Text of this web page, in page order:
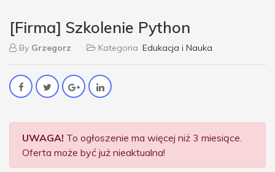
[Firma] Szkolenie Python
By Grzegorz Kategoria Edukacja i Nauka
UWAGA! To ogłoszenie ma więcej niż 3 miesiące.
Oferta może być już nieaktualna!